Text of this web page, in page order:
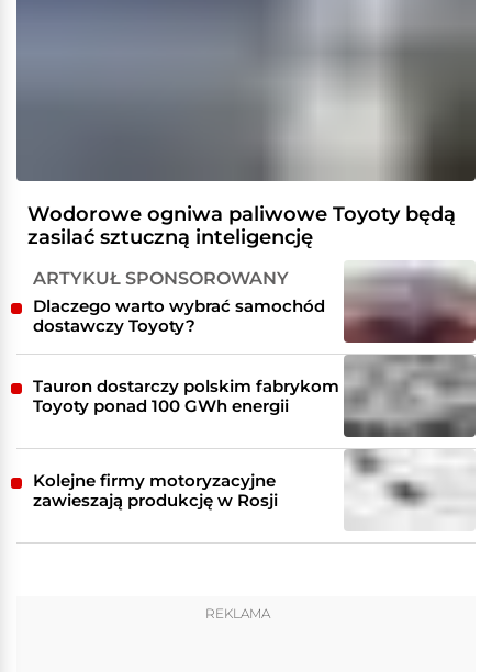
Wodorowe ogniwa paliwowe Toyoty będą
zasilać sztuczną inteligencję
ARTYKUŁ SPONSOROWANY
Dlaczego warto wybrać samochód
dostawczy Toyoty?
Tauron dostarczy polskim fabrykom
Toyoty ponad 100 GWh energii
Kolejne firmy motoryzacyjne
zawieszają produkcję w Rosji
REKLAMA